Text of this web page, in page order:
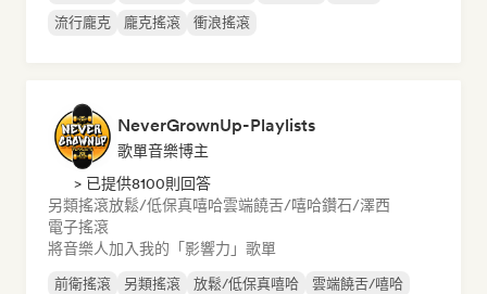
流行龐克
龐克搖滾 衝浪搖滾
NeverGrownUp-Playlists
歌單音樂博主
> 已提供8100則回答
另類搖滾放鬆/低保真嘻哈雲端饒舌/嘻哈鑽石/澤西
電子搖滾
將音樂人加入我的「影響力」歌單
前衛搖滾 另類搖滾 放鬆/低保真嘻哈
雲端饒舌/嘻哈